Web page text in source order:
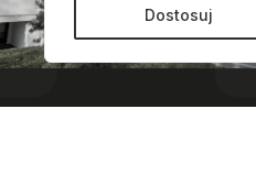
Dostosuj